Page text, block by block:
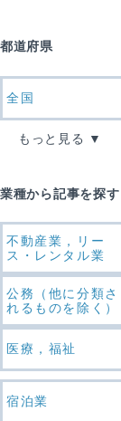
都道府県
全国
もっと見る
業種から記事を探す
不動産業，リー
ス・レンタル業
公務（他に分類さ
れるものを除く）
医療，福祉
宿泊業